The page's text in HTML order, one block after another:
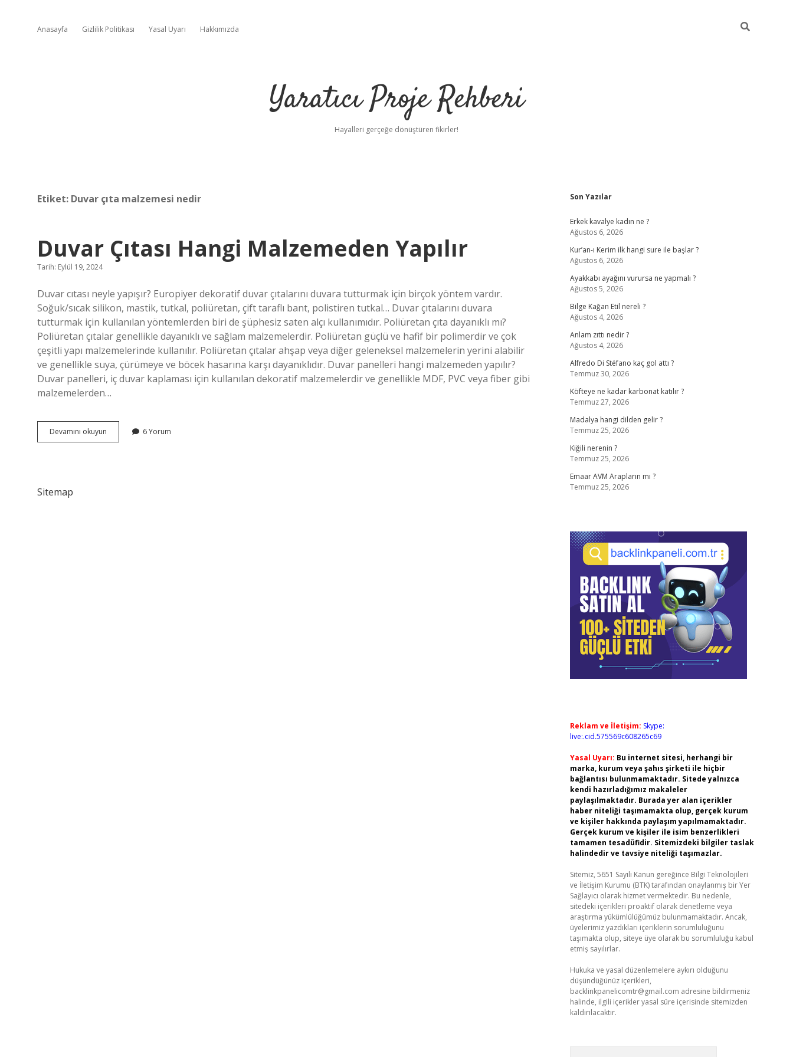
Anasayfa Gizlilik Politikası Yasal Uyarı Hakkımızda
Yaratıcı Proje Rehberi
Hayalleri gerçeğe dönüştüren fikirler!
Etiket: Duvar çıta malzemesi nedir
Duvar Çıtası Hangi Malzemeden Yapılır
Tarih: Eylül 19, 2024
Duvar cıtası neyle yapışır? Europiyer dekoratif duvar çıtalarını duvara tutturmak için birçok yöntem vardır.
Soğuk/sıcak silikon, mastik, tutkal, poliüretan, çift taraflı bant, polistiren tutkal… Duvar çıtalarını duvara
tutturmak için kullanılan yöntemlerden biri de şüphesiz saten alçı kullanımıdır. Poliüretan çıta dayanıklı mı?
Poliüretan çıtalar genellikle dayanıklı ve sağlam malzemelerdir. Poliüretan güçlü ve hafif bir polimerdir ve çok
çeşitli yapı malzemelerinde kullanılır. Poliüretan çıtalar ahşap veya diğer geleneksel malzemelerin yerini alabilir
ve genellikle suya, çürümeye ve böcek hasarına karşı dayanıklıdır. Duvar panelleri hangi malzemeden yapılır?
Duvar panelleri, iç duvar kaplaması için kullanılan dekoratif malzemelerdir ve genellikle MDF, PVC veya fiber gibi
malzemelerden…
Devamını okuyun
Çıtası
6 Yorum
Sitemap
Sidebar
Son Yazılar
Erkek kavalye kadın ne ?
Ağustos 6, 2026
Kur’an-ı Kerim ilk hangi sure ile başlar ?
Ağustos 6, 2026
Ayakkabı ayağını vurursa ne yapmalı ?
Ağustos 5, 2026
Bilge Kağan Etil nereli ?
Ağustos 4, 2026
Anlam zıttı nedir ?
Ağustos 4, 2026
Alfredo Di Stéfano kaç gol attı ?
Temmuz 30, 2026
Köfteye ne kadar karbonat katılır ?
Temmuz 27, 2026
Madalya hangi dilden gelir ?
Temmuz 25, 2026
Kiğili nerenin ?
Temmuz 25, 2026
Emaar AVM Arapların mı ?
Temmuz 25, 2026
Reklam ve İletişim: Skype:
live:.cid.575569c608265c69
Yasal Uyarı: Bu internet sitesi, herhangi bir
marka, kurum veya şahıs şirketi ile hiçbir
bağlantısı bulunmamaktadır. Sitede yalnızca
kendi hazırladığımız makaleler
paylaşılmaktadır. Burada yer alan içerikler
haber niteliği taşımamakta olup, gerçek kurum
ve kişiler hakkında paylaşım yapılmamaktadır.
Gerçek kurum ve kişiler ile isim benzerlikleri
tamamen tesadüfidir. Sitemizdeki bilgiler taslak
halindedir ve tavsiye niteliği taşımazlar.
Sitemiz, 5651 Sayılı Kanun gereğince Bilgi Teknolojileri
ve İletişim Kurumu (BTK) tarafından onaylanmış bir Yer
Sağlayıcı olarak hizmet vermektedir. Bu nedenle,
sitedeki içerikleri proaktif olarak denetleme veya
araştırma yükümlülüğümüz bulunmamaktadır. Ancak,
üyelerimiz yazdıkları içeriklerin sorumluluğunu
taşımakta olup, siteye üye olarak bu sorumluluğu kabul
etmiş sayılırlar.
Hukuka ve yasal düzenlemelere aykırı olduğunu
düşündüğünüz içerikleri,
backlinkpanelicomtr@gmail.com adresine bildirmeniz
halinde, ilgili içerikler yasal süre içerisinde sitemizden
kaldırılacaktır.
piabellacasino